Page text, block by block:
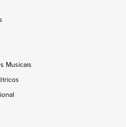
Musicais